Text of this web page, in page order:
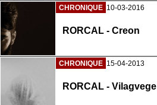
CHRONIQUE 10-03-2016
RORCAL - Creon
CHRONIQUE 15-04-2013
RORCAL - Vilagvege